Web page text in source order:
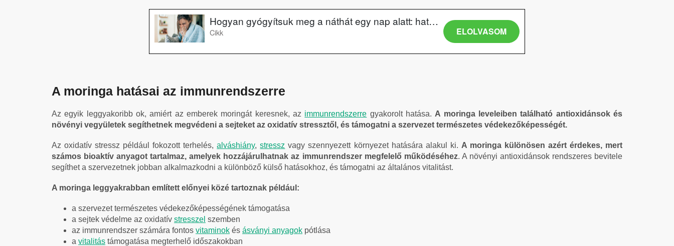
A moringa hatásai az immunrendszerre
Az egyik leggyakoribb ok, amiért az emberek moringát keresnek, az immunrendszerre gyakorolt hatása. A moringa leveleiben található antioxidánsok és
növényi vegyületek segíthetnek megvédeni a sejteket az oxidatív stressztől, és támogatni a szervezet természetes védekezőképességét.
Az oxidatív stressz például fokozott terhelés,alváshiány,stressz vagy szennyezett környezet hatására alakul ki. A moringa különösen azért érdekes, mert
számos bioaktív anyagot tartalmaz, amelyek hozzájárulhatnak az immunrendszer megfelelő működéséhez. A növényi antioxidánsok rendszeres bevitele
segíthet a szervezetnek jobban alkalmazkodni a különböző külső hatásokhoz, és támogatni az általános vitalitást.
A moringa leggyakrabban említett előnyei közé tartoznak például:
a szervezet természetes védekezőképességének támogatása
a sejtek védelme az oxidatív stresszel szemben
az immunrendszer számára fontos vitaminok és ásványi anyagok pótlása
a vitalitás támogatása megterhelő időszakokban